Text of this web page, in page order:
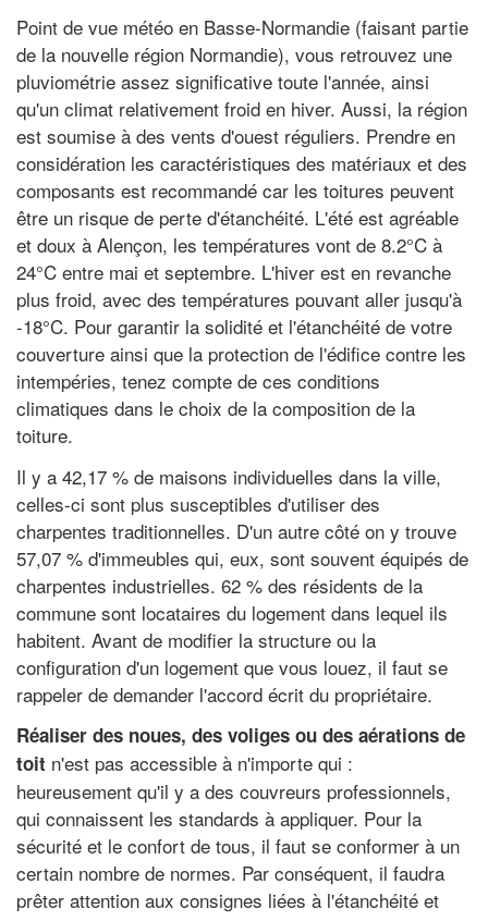
Point de vue météo en Basse-Normandie (faisant partie
de la nouvelle région Normandie), vous retrouvez une
pluviométrie assez significative toute l'année, ainsi
qu'un climat relativement froid en hiver. Aussi, la région
est soumise à des vents d'ouest réguliers. Prendre en
considération les caractéristiques des matériaux et des
composants est recommandé car les toitures peuvent
être un risque de perte d'étanchéité. L'été est agréable
et doux à Alençon, les températures vont de 8.2°C à
24°C entre mai et septembre. L'hiver est en revanche
plus froid, avec des températures pouvant aller jusqu'à
-18°C. Pour garantir la solidité et l'étanchéité de votre
couverture ainsi que la protection de l'édifice contre les
intempéries, tenez compte de ces conditions
climatiques dans le choix de la composition de la
toiture.
Il y a 42,17 % de maisons individuelles dans la ville,
celles-ci sont plus susceptibles d'utiliser des
charpentes traditionnelles. D'un autre côté on y trouve
57,07 % d'immeubles qui, eux, sont souvent équipés de
charpentes industrielles. 62 % des résidents de la
commune sont locataires du logement dans lequel ils
habitent. Avant de modifier la structure ou la
configuration d'un logement que vous louez, il faut se
rappeler de demander l'accord écrit du propriétaire.
Réaliser des noues, des voliges ou des aérations de
toit n'est pas accessible à n'importe qui :
heureusement qu'il y a des couvreurs professionnels,
qui connaissent les standards à appliquer. Pour la
sécurité et le confort de tous, il faut se conformer à un
certain nombre de normes. Par conséquent, il faudra
prêter attention aux consignes liées à l'étanchéité et